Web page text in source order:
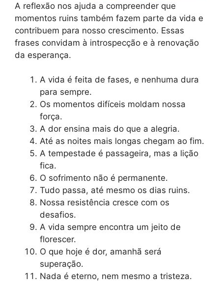
A reflexão nos ajuda a compreender que
momentos ruins também fazem parte da vida e
contribuem para nosso crescimento. Essas
frases convidam à introspecção e à renovação
da esperança.
A vida é feita de fases, e nenhuma dura
para sempre.
Os momentos difíceis moldam nossa
força.
A dor ensina mais do que a alegria.
Até as noites mais longas chegam ao fim.
A tempestade é passageira, mas a lição
fica.
O sofrimento não é permanente.
Tudo passa, até mesmo os dias ruins.
Nossa resistência cresce com os
desafios.
A vida sempre encontra um jeito de
florescer.
O que hoje é dor, amanhã será
superação.
Nada é eterno, nem mesmo a tristeza.